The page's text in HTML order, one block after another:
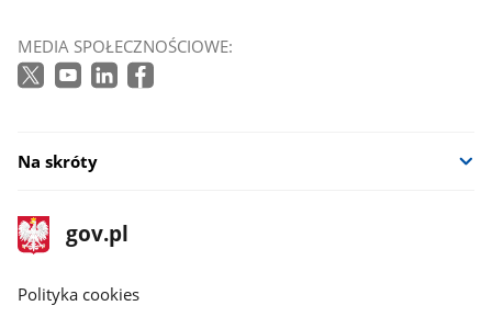
się
w
MEDIA SPOŁECZNOŚCIOWE:
Na skróty
stopka
gov.pl
Strona
gov.pl
gov.pl
Polityka cookies